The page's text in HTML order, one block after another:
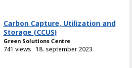
Carbon Capture, Utilization and
Storage (CCUS)
Green Solutions Centre
741 views 18. september 2023